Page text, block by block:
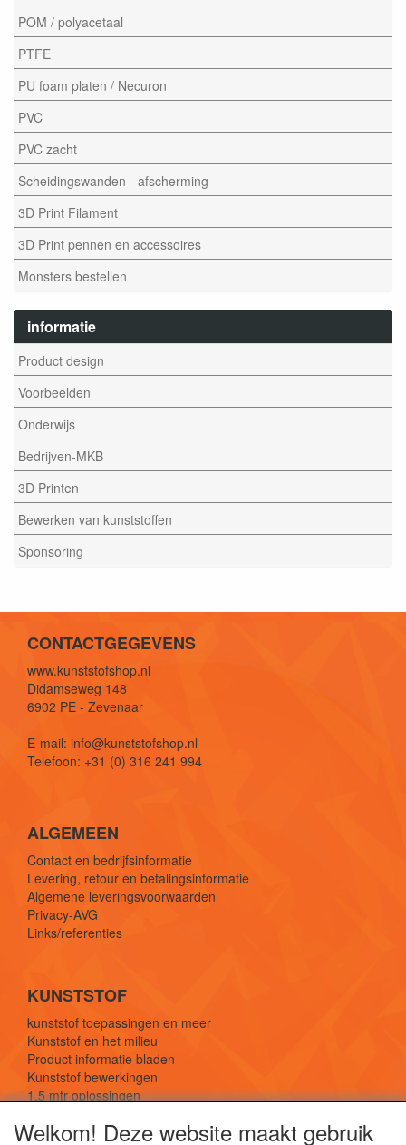
POM / polyacetaal
PTFE
PU foam platen / Necuron
PVC
PVC zacht
Scheidingswanden - afscherming
3D Print Filament
3D Print pennen en accessoires
Monsters bestellen
informatie
Product design
Voorbeelden
Onderwijs
Bedrijven-MKB
3D Printen
Bewerken van kunststoffen
Sponsoring
CONTACTGEGEVENS
www.kunststofshop.nl
Didamseweg 148
6902 PE - Zevenaar
E-mail: info@kunststofshop.nl
Telefoon: +31 (0) 316 241 994
ALGEMEEN
Contact en bedrijfsinformatie
Levering, retour en betalingsinformatie
Algemene leveringsvoorwaarden
Privacy-AVG
Links/referenties
KUNSTSTOF
kunststof toepassingen en meer
Kunststof en het milieu
Product informatie bladen
Kunststof bewerkingen
1,5 mtr oplossingen
Welkom! Deze website maakt gebruik